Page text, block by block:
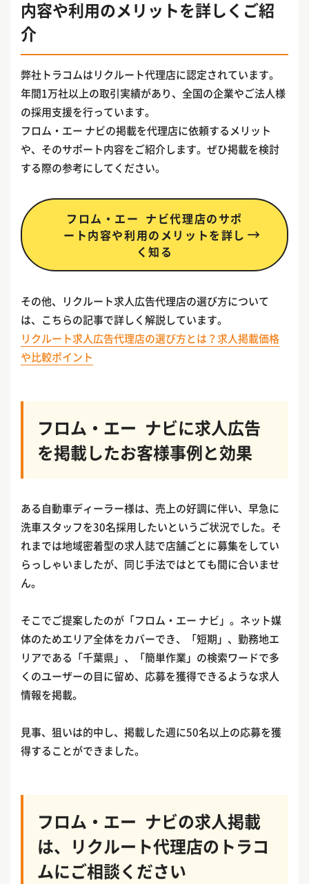
内容や利用のメリットを詳しくご紹
介
弊社トラコムはリクルート代理店に認定されています。
年間1万社以上の取引実績があり、全国の企業やご法人様
の採用支援を行っています。
フロム・エー ナビの掲載を代理店に依頼するメリット
や、そのサポート内容をご紹介します。ぜひ掲載を検討
する際の参考にしてください。
フロム・エー ナビ代理店のサポ
ート内容や利用のメリットを詳し
く知る
その他、リクルート求人広告代理店の選び方について
は、こちらの記事で詳しく解説しています。
リクルート求人広告代理店の選び方とは？求人掲載価格
や比較ポイント
フロム・エー ナビに求人広告
を掲載したお客様事例と効果
ある自動車ディーラー様は、売上の好調に伴い、早急に
洗車スタッフを30名採用したいというご状況でした。そ
れまでは地域密着型の求人誌で店舗ごとに募集をしてい
らっしゃいましたが、同じ手法ではとても間に合いませ
ん。
そこでご提案したのが「フロム・エー ナビ」。ネット媒
体のためエリア全体をカバーでき、「短期」、勤務地エ
リアである「千葉県」、「簡単作業」の検索ワードで多
くのユーザーの目に留め、応募を獲得できるような求人
情報を掲載。
見事、狙いは的中し、掲載した週に50名以上の応募を獲
得することができました。
フロム・エー ナビの求人掲載
は、リクルート代理店のトラコ
ムにご相談ください